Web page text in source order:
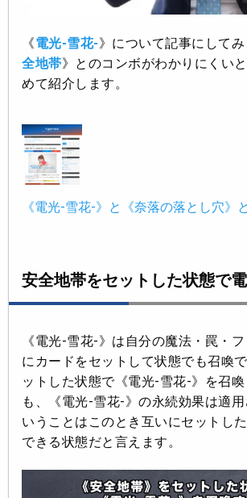
《電光-雪花-》について記事にして
全地帯》とのコンボがわかりにくい
めて紹介します。
《電光-雪花-》と《奈落の落とし穴》
安全地帯をセットした状態で
《電光-雪花-》は自分の魔法・罠・
にカードをセットして状態でも召喚
ットした状態で《電光-雪花-》を召
も、《電光-雪花-》の永続効果は適
いうことはこのとき互いにセットし
できる状態だと言えます。